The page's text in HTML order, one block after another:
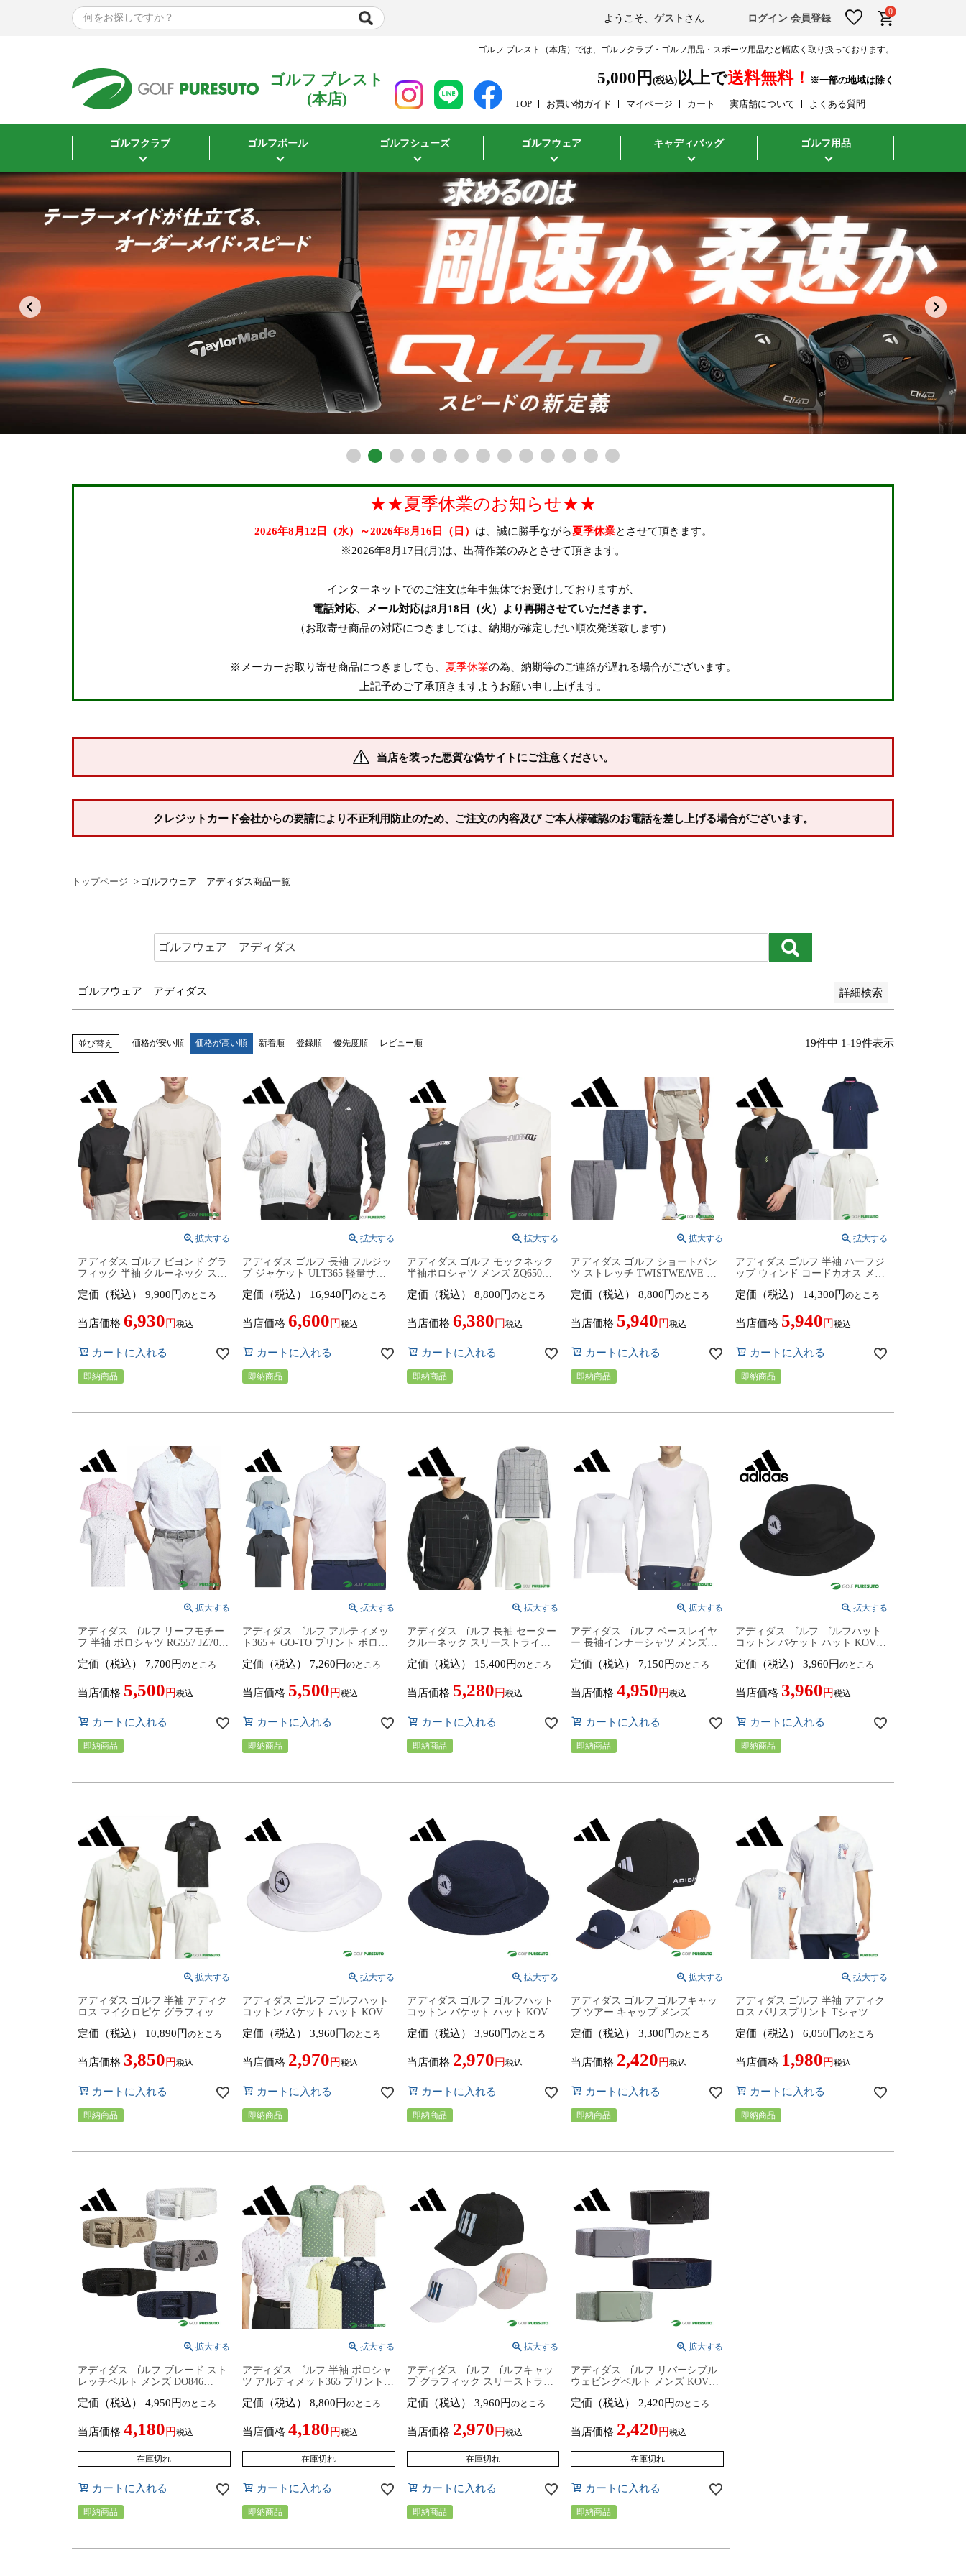
ようこそ、ゲスト さん ログイン 会員登録
0
ゴルフ プレスト（本店）では、ゴルフクラブ・ゴルフ用品・スポーツ用品など幅広く取り扱っております。
ゴルフ プレスト
(本店)
5,000円 (税込)以上で送料無料！
TOP お買い物ガイド マイページ カート 実店舗について よくある質問
ゴルフクラブ ゴルフボール ゴルフシューズ ゴルフウェア キャディバッグ ゴルフ用品
★★夏季休業のお知らせ★★
2026年8月12日（水）～2026年8月16日（日） は、誠に勝手ながら夏季休業とさせて頂きます。
※2026年8月17日(月)は、出荷作業のみとさせて頂きます。
インターネットでのご注文は年中無休でお受けしておりますが、
電話対応、メール対応は8月18日（火）より再開させていただきます。
（お取寄せ商品の対応につきましては、納期が確定しだい順次発送致します）
※メーカーお取り寄せ商品につきましても、 夏季休業の為、納期等のご連絡が遅れる場合がございます。
上記予めご了承頂きますようお願い申し上げます。
当店を装った悪質な偽サイトにご注意ください。
クレジットカード会社からの要請により不正利用防止のため、ご注文の内容及び ご本人様確認のお電話を差し上げる場合がございます。
トップページ ゴルフウェア アディダス商品一覧
ゴルフウェア アディダス 詳細検索
Mサイズ Lサイズ XLサイズ XXLサイズ 3Lサイズ
22.5cm 23.0cm 23.5cm 24.0cm
在庫なし商品
在庫なし商品を表示しない
納期
即納商品 お取り寄せ・予約商品
新着順
検索
並び替え 価格が安い順 価格が高い順 新着順 登録順 優先度順 レビュー順 19件中 1-19件表示
アディダス ゴルフ ビヨンド グラ
フィック 半袖 クルーネック スウ
ップス ゴルフウェア 2026年春夏
ウェット
定価（税込） 9,900 のところ
当店価格 6,930 税込
カートに入れる
即納商品
アディダス ゴルフ 長袖 フルジッ
プ ジャケット ULT365 軽量サイ
IKJ36 IN6665／IN6666 アウター
2024年春夏モデル adidas golf 春夏
ウェア
定価（税込） 16,940 のところ
当店価格 6,600 税込
カートに入れる
即納商品
アディダス ゴルフ モックネック
半袖ポロシャツ メンズ ZQ650
ウェア 2026年春夏モデル adidas
ット
定価（税込） 8,800 のところ
当店価格 6,380 税込
カートに入れる
即納商品
アディダス ゴルフ ショートパン
ツ ストレッチ TWISTWEAVE ウ
／JY5331／KC1125 短パン ハーフ
2026年春夏モデル adidas golf 春夏
ウェア ストレッチ 撥水
定価（税込） 8,800 のところ
当店価格 5,940 税込
カートに入れる
即納商品
アディダス ゴルフ 半袖 ハーフジ
ップ ウィンド コードカオス メン
／JJ0233 アウター ブルゾン ゴル
golf 秋冬ウェア
定価（税込） 14,300 のところ
当店価格 5,940 税込
カートに入れる
即納商品
アディダス ゴルフ リーフモチー
フ 半袖 ポロシャツ RG557 JZ7001
2026年春夏モデル adidas golf 春夏
定価（税込） 7,700 のところ
当店価格 5,500 税込
カートに入れる
即納商品
アディダス ゴルフ アルティメッ
ト365＋ GO-TO プリント ポロシ
KF0109／KF0111／KF0112 トップ
ル adidas golf 春夏ウェア レギュ
ラーフィット
定価（税込） 7,260 のところ
当店価格 5,500 税込
カートに入れる
即納商品
アディダス ゴルフ 長袖 セーター
クルーネック スリーストライプ
JTY60 IM6425／IM6424／IM6427
冬モデル adidas golf 秋冬ウェア
定価（税込） 15,400 のところ
当店価格 5,280 税込
カートに入れる
即納商品
アディダス ゴルフ ベースレイヤ
ー 長袖インナーシャツ メンズ
ェア 2026年春夏モデル adidas golf
定価（税込） 7,150 のところ
当店価格 4,950 税込
カートに入れる
即納商品
アディダス ゴルフ ゴルフハット
コットン バケット ハット KOV63
帽子 2024年春夏モデル ADIDAS
定価（税込） 3,960 のところ
当店価格 3,960 税込
カートに入れる
即納商品
アディダス ゴルフ 半袖 アディク
ロス マイクロピケ グラフィック
KOV85 IN9252 IT8323 IT8321
ADICROSS 春夏ウェア
定価（税込） 10,890 のところ
当店価格 3,850 税込
カートに入れる
即納商品
アディダス ゴルフ ゴルフハット
コットン バケット ハット KOV63
ウェア 2024年春夏モデル adidas
定価（税込） 3,960 のところ
当店価格 2,970 税込
カートに入れる
即納商品
アディダス ゴルフ ゴルフハット
コットン バケット ハット KOV63
子 ゴルフウェア 2024年春夏モデ
プ
定価（税込） 3,960 のところ
当店価格 2,970 税込
カートに入れる
即納商品
アディダス ゴルフ ゴルフキャッ
プ ツアー キャップ メンズ
KD8830／KD8831 ヘッドウェア
デル adidas golf
定価（税込） 3,300 のところ
当店価格 2,420 税込
カートに入れる
即納商品
アディダス ゴルフ 半袖 アディク
ロス パリスプリント Tシャツ ゴ
2024年春夏モデル adidas golf M
ルーネック
定価（税込） 6,050 のところ
当店価格 1,980 税込
カートに入れる
即納商品
アディダス ゴルフ ブレード スト
レッチベルト メンズ DO846
／KB6935 トップス ゴルフウェア
ウェア シンプルデザイン
定価（税込） 4,950 のところ
当店価格 4,180 税込
在庫切れ
カートに入れる
即納商品
アディダス ゴルフ 半袖 ポロシャ
ツ アルティメット365 プリントメ
JI6445／JF4907／JN8275／JF9002
2025年春夏モデル adidas golf 春夏
ウェア
定価（税込） 8,800 のところ
当店価格 4,180 税込
在庫切れ
カートに入れる
即納商品
アディダス ゴルフ ゴルフキャッ
プ グラフィック スリーストライ
JZ0444／JZ0445 ヘッドウェア 帽
ル adidas golf
定価（税込） 3,960 のところ
当店価格 2,970 税込
在庫切れ
カートに入れる
即納商品
アディダス ゴルフ リバーシブル
ウェビングベルト メンズ KOV74
トップス ゴルフウェア 2024年春
シンプルデザイン
定価（税込） 2,420 のところ
当店価格 2,420 税込
在庫切れ
カートに入れる
即納商品